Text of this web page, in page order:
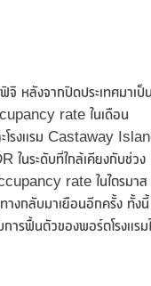
จิ หลังจากปิดประเทศมาเป็
rate ในเดือน
โรงแรม Castaway
ในระดับที่ใกล้เคียงกับช่วง
rate ในไตรมา
งกลับมาเยือนอีกครั้ง ทั้งนี้
ารฟื้นตัวของพอร์ตโรงแรม